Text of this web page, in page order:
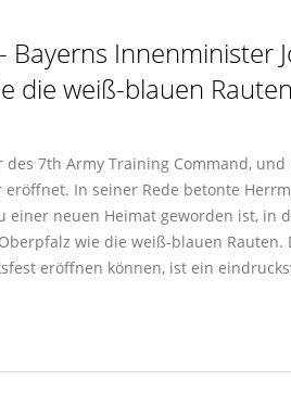
Innenminister
die weiß-blauen
7th Army Training Command, und
In seiner Rede betonte
neuen Heimat geworden ist, in
wie die weiß-blauen Rauten.
eröffnen können, ist ein